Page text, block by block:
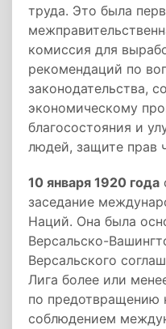
труда. Это была
комиссия для
рекомендаций по
законодательства,
экономическому
благосостояния и
людей, защите прав
10 января 1920 года
заседание
Наций. Она была
Версальско-
Версальского
Лига более или
по предотвращению
соблюдением